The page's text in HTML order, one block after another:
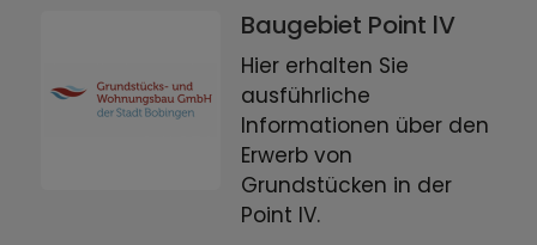
EVB Energieversorgung
Bobingen GmbH
Baugebiet Point lV
Hier erhalten Sie
ausführliche
Informationen über den
Erwerb von
Grundstücken in der
Point lV.